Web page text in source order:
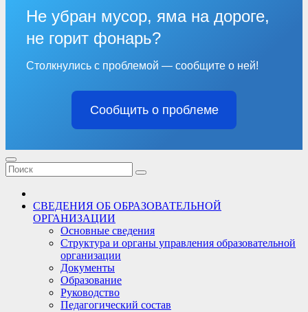
Не убран мусор, яма на дороге,
не горит фонарь?
Столкнулись с проблемой — сообщите о ней!
Сообщить о проблеме
СВЕДЕНИЯ ОБ ОБРАЗОВАТЕЛЬНОЙ
ОРГАНИЗАЦИИ
Основные сведения
Структура и органы управления образовательной
организации
Документы
Образование
Руководство
Педагогический состав